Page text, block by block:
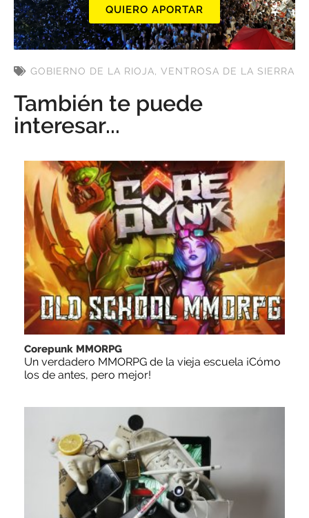
QUIERO APORTAR
GOBIERNO DE LA RIOJA, VENTROSA DE LA SIERRA
También te puede
interesar...
Corepunk MMORPG
Un verdadero MMORPG de la vieja escuela ¡Cómo
los de antes, pero mejor!